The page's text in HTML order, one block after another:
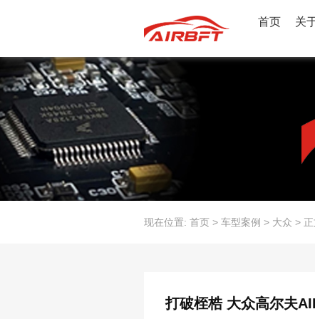
首页 关
现在位置: 首页 > 车型案例 > 大众 >
打破桎梏 大众高尔夫